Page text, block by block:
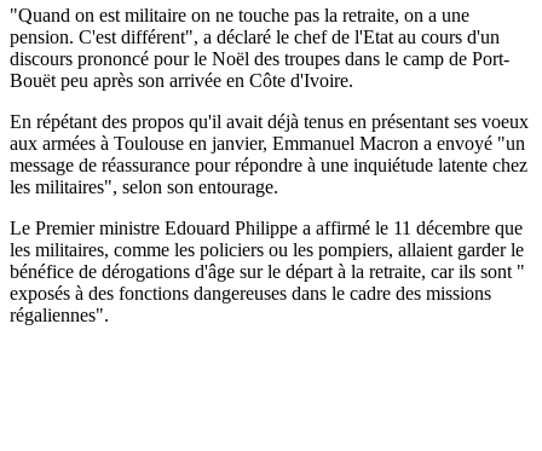
"Quand on est militaire on ne touche pas la retraite, on a une
pension. C'est différent", a déclaré le chef de l'Etat au cours d'un
discours prononcé pour le Noël des troupes dans le camp de Port-
Bouët peu après son arrivée en Côte d'Ivoire.
En répétant des propos qu'il avait déjà tenus en présentant ses voeux
aux armées à Toulouse en janvier, Emmanuel Macron a envoyé "un
message de réassurance pour répondre à une inquiétude latente chez
les militaires", selon son entourage.
Le Premier ministre Edouard Philippe a affirmé le 11 décembre que
les militaires, comme les policiers ou les pompiers, allaient garder le
bénéfice de dérogations d'âge sur le départ à la retraite, car ils sont "
exposés à des fonctions dangereuses dans le cadre des missions
régaliennes".